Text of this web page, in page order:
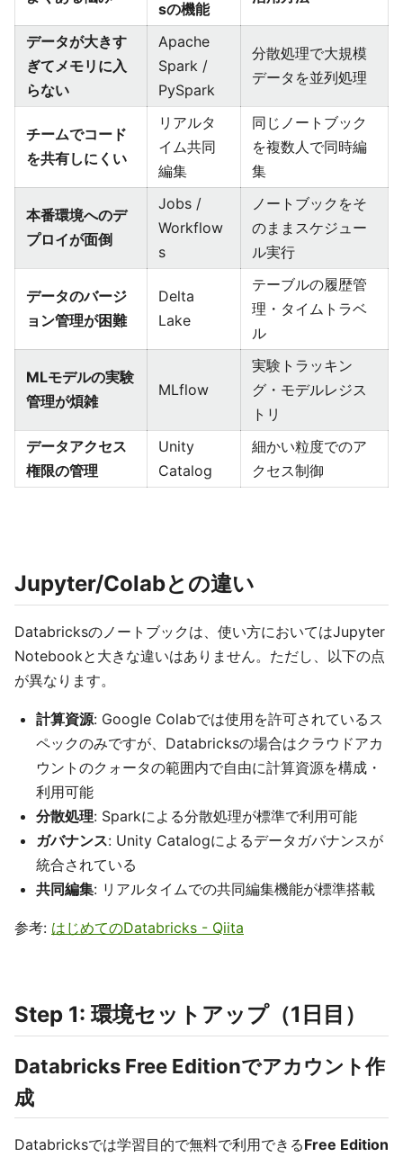
sの機能
データが大きす
ぎてメモリに入
らない
Apache
Spark /
PySpark
分散処理で大規模
データを並列処理
チームでコード
を共有しにくい
リアルタ
イム共同
編集
同じノートブック
を複数人で同時編
集
本番環境へのデ
プロイが面倒
Jobs /
Workflow
s
ノートブックをそ
のままスケジュー
ル実行
データのバージ
ョン管理が困難
Delta
Lake
テーブルの履歴管
理・タイムトラベ
ル
MLモデルの実験
管理が煩雑
MLflow
実験トラッキン
グ・モデルレジス
トリ
データアクセス
権限の管理
Unity
Catalog
細かい粒度でのア
クセス制御
Jupyter/Colabとの違い
Databricksのノートブックは、使い方においてはJupyter
Notebookと大きな違いはありません。ただし、以下の点
が異なります。
計算資源: Google Colabでは使用を許可されているス
ペックのみですが、Databricksの場合はクラウドアカ
ウントのクォータの範囲内で自由に計算資源を構成・
利用可能
分散処理: Sparkによる分散処理が標準で利用可能
ガバナンス: Unity Catalogによるデータガバナンスが
統合されている
共同編集: リアルタイムでの共同編集機能が標準搭載
参考: はじめてのDatabricks - Qiita
Step 1: 環境セットアップ（1日目）
Databricks Free Editionでアカウント作
成
Databricksでは学習目的で無料で利用できるFree Edition